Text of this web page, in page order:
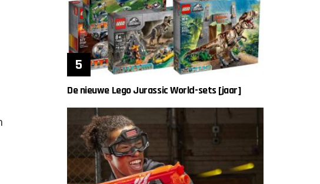
De nieuwe Lego Jurassic World-sets [jaar]